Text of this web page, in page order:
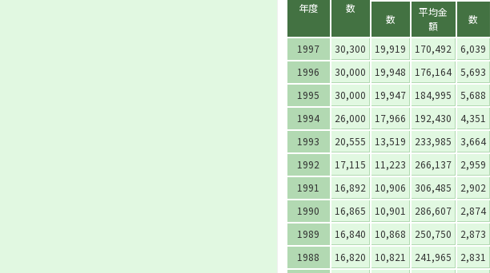
年度 数
数
平均金
額
数
1997
30,300 19,919 170,492 6,039
1996
30,000 19,948 176,164 5,693
1995
30,000 19,947 184,995 5,688
1994
26,000 17,966 192,430 4,351
1993
20,555 13,519 233,985 3,664
1992
17,115 11,223 266,137 2,959
1991
16,892 10,906 306,485 2,902
1990
16,865 10,901 286,607 2,874
1989
16,840 10,868 250,750 2,873
1988
16,820 10,821 241,965 2,831